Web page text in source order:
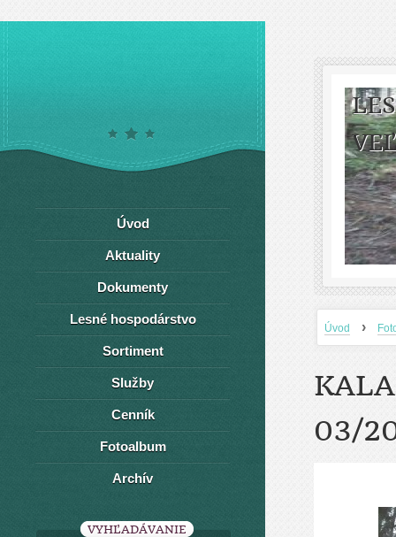
Úvod ›
03/
Úvod
Aktuality
Dokumenty
Lesné hospodárstvo
Sortiment
Služby
Cenník
Fotoalbum
Archív
VYHĽADÁVANIE